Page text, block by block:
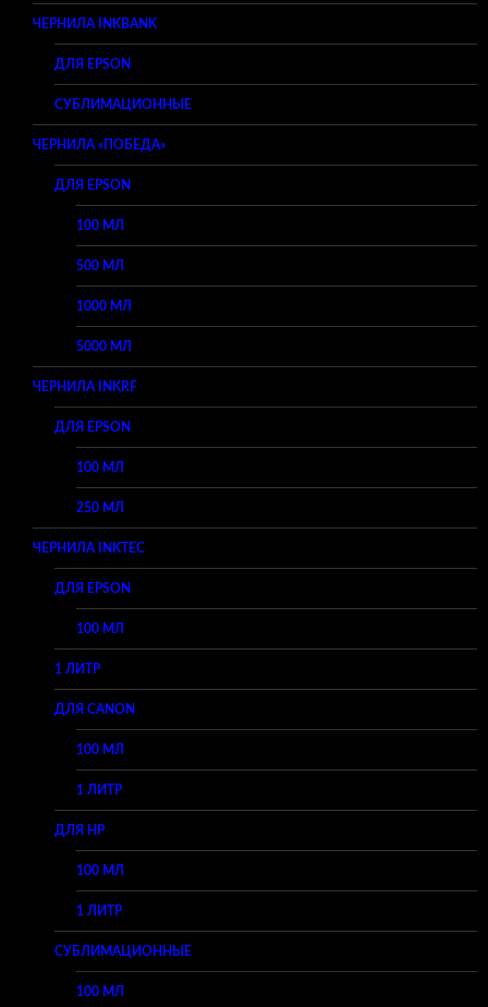
ЧЕРНИЛА INKBANK
ДЛЯ EPSON
СУБЛИМАЦИОННЫЕ
ЧЕРНИЛА «ПОБЕДА»
ДЛЯ EPSON
100 МЛ
500 МЛ
1000 МЛ
5000 МЛ
ЧЕРНИЛА INKRF
ДЛЯ EPSON
100 МЛ
250 МЛ
ЧЕРНИЛА INKTEC
ДЛЯ EPSON
100 МЛ
1 ЛИТР
ДЛЯ CANON
100 МЛ
1 ЛИТР
ДЛЯ HP
100 МЛ
1 ЛИТР
СУБЛИМАЦИОННЫЕ
100 МЛ